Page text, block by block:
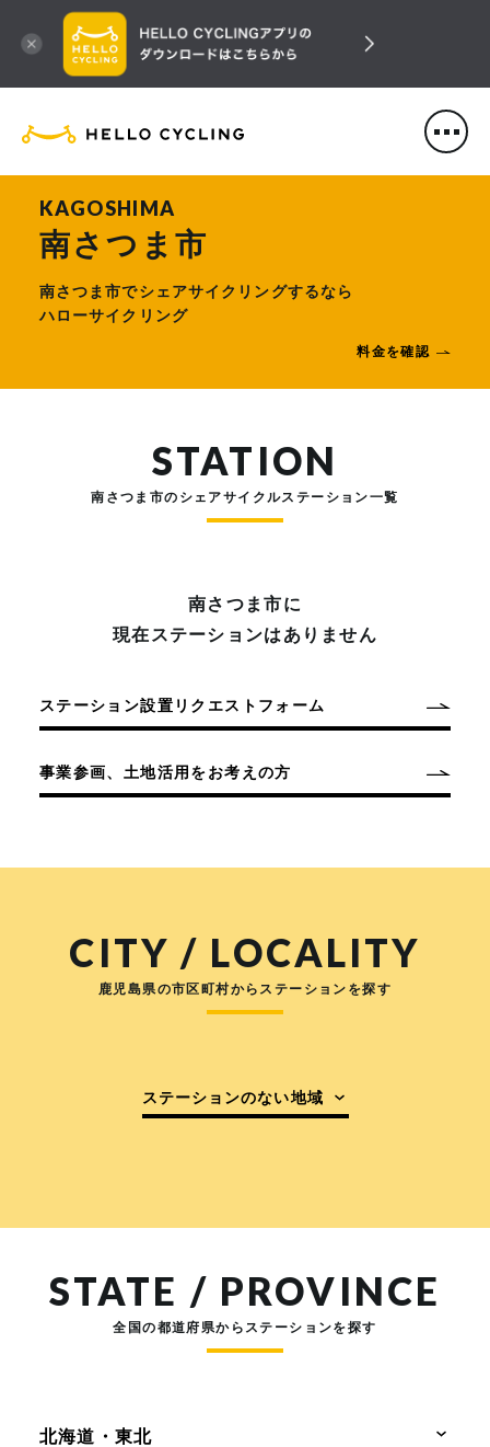
HELLO CYCLING（ハローサ
KAGOSHIMA
南さつま市
南さつま市でシェアサイクリングするなら
ハローサイクリング
料金を確認
STATION
南さつま市のシェアサイクルステーション一覧
南さつま市に
現在ステーションはありません
ステーション設置リクエストフォーム
事業参画、土地活用をお考えの方
CITY / LOCALITY
鹿児島県の市区町村からステーションを探す
ステーションのない地域
STATE / PROVINCE
全国の都道府県からステーションを探す
北海道・東北